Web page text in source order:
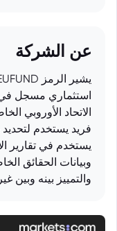
عن الشركة
استثماري مسجل في
الاتحاد الأوروبي
فريد يستخدم لتحديد
يستخدم في تقارير
وبيانات الحقائق
والتمييز بينه وبين